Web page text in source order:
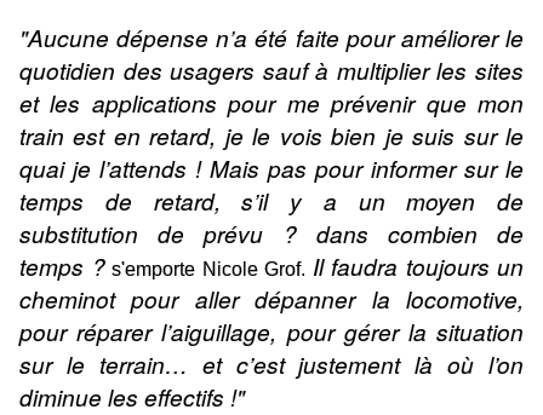
"Aucune dépense n’a été faite pour améliorer le
quotidien des usagers sauf à multiplier les sites
et les applications pour me prévenir que mon
train est en retard, je le vois bien je suis sur le
quai je l’attends ! Mais pas pour informer sur le
temps de retard, s’il y a un moyen de
substitution de prévu ? dans combien de
temps ?s'emporte Nicole Grof. Il faudra toujours un
cheminot pour aller dépanner la locomotive,
pour réparer l’aiguillage, pour gérer la situation
sur le terrain… et c’est justement là où l’on
diminue les effectifs !"